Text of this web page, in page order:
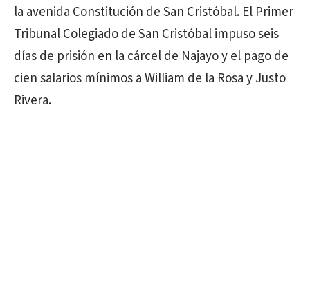
la avenida Constitución de San Cristóbal. El Primer
Tribunal Colegiado de San Cristóbal impuso seis
días de prisión en la cárcel de Najayo y el pago de
cien salarios mínimos a William de la Rosa y Justo
Rivera.